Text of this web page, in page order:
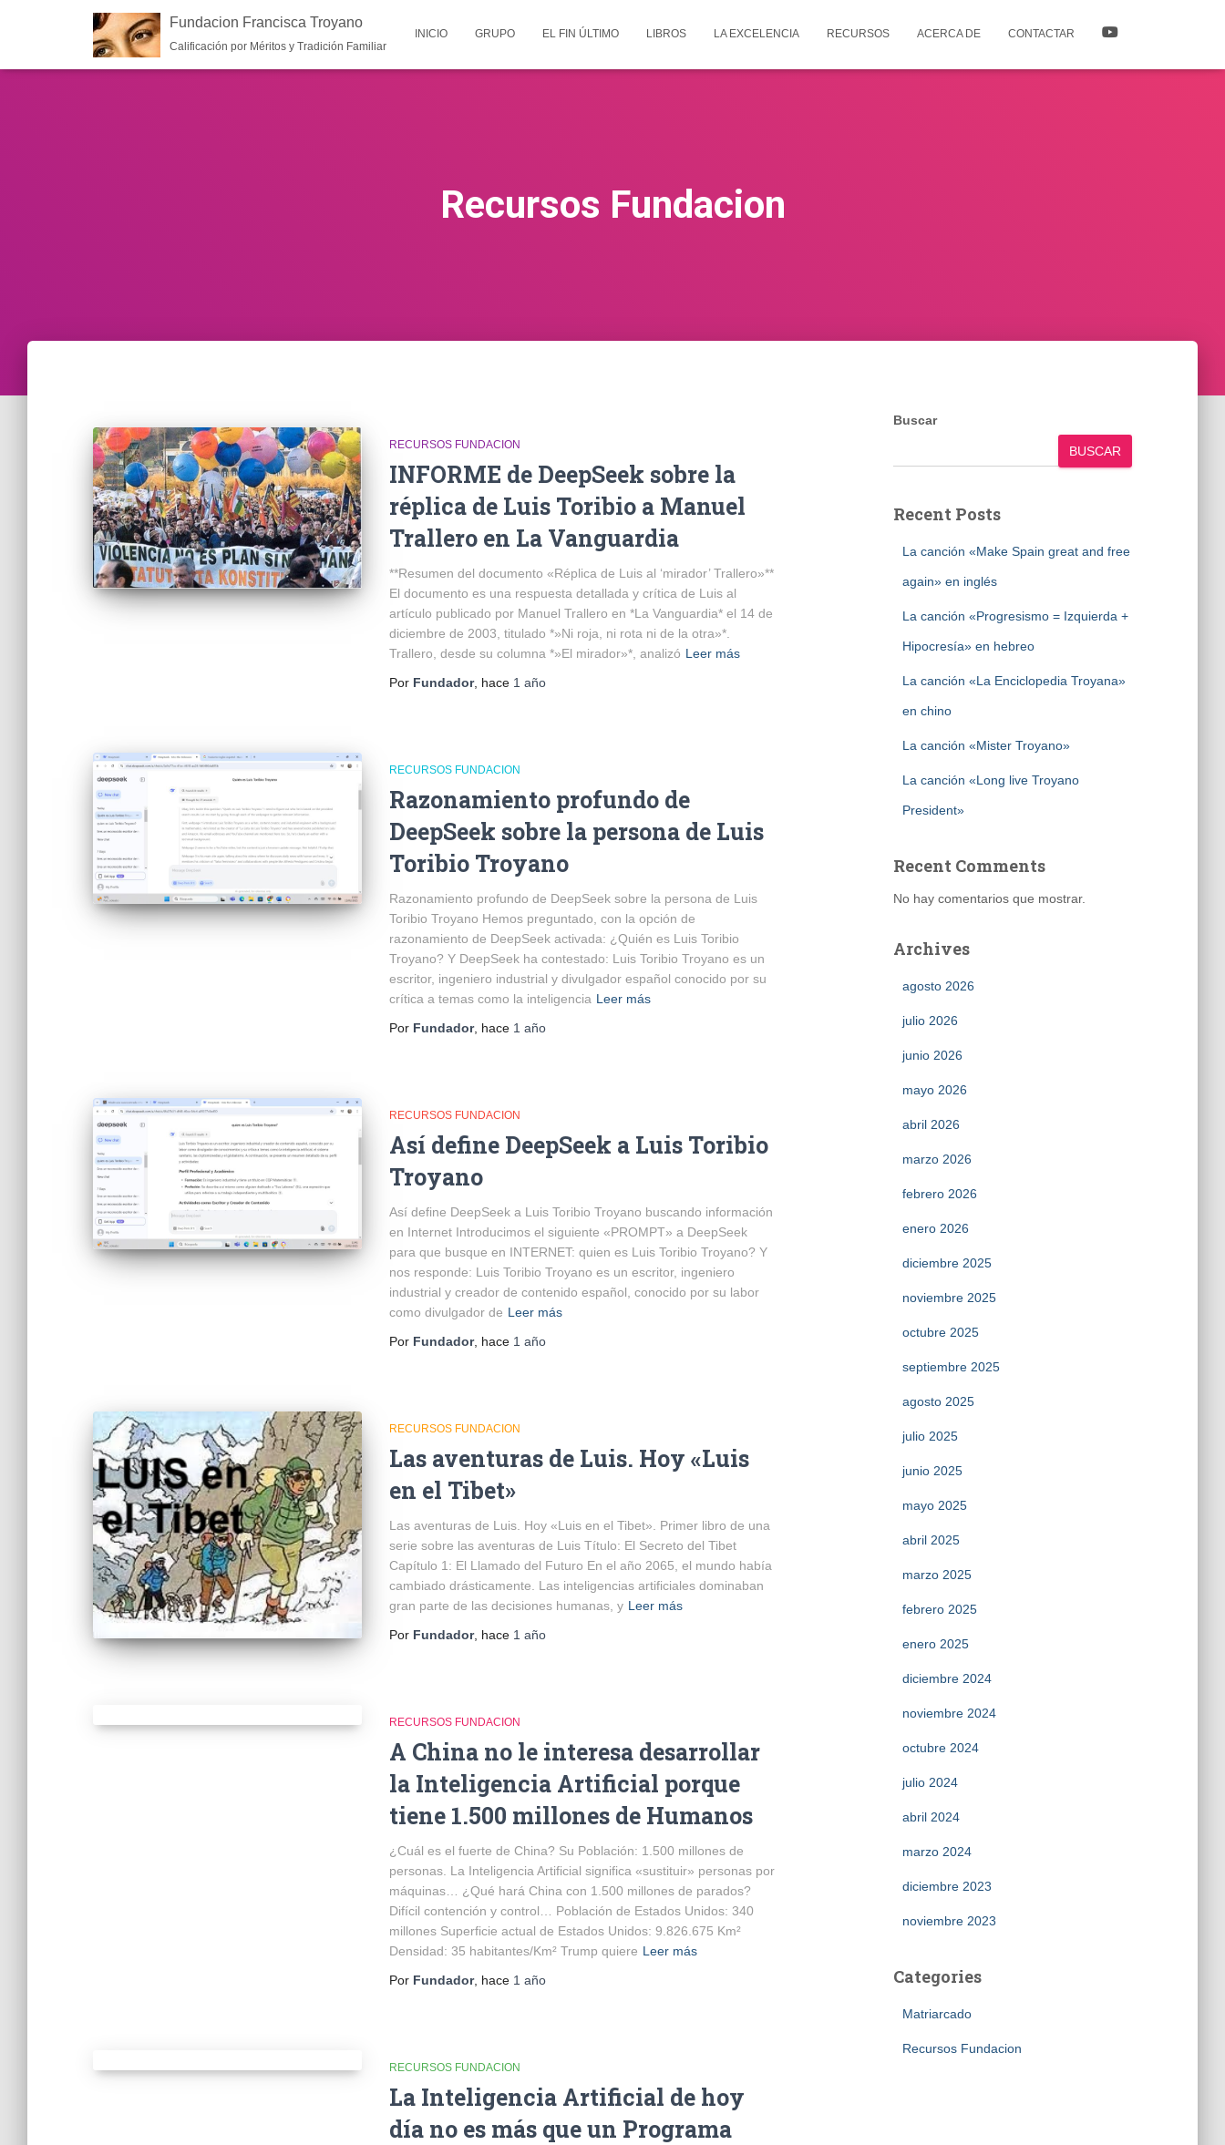
Fundacion Francisca Troyano
Calificación por Méritos y Tradición Familiar
INICIO GRUPO EL FIN ÚLTIMO LIBROS LA EXCELENCIA RECURSOS ACERCA DE CONTACTAR
Recursos Fundacion
RECURSOS FUNDACION
INFORME de DeepSeek sobre la
réplica de Luis Toribio a Manuel
Trallero en La Vanguardia
**Resumen del documento «Réplica de Luis al ‘mirador’ Trallero»**
El documento es una respuesta detallada y crítica de Luis al
artículo publicado por Manuel Trallero en *La Vanguardia* el 14 de
diciembre de 2003, titulado *»Ni roja, ni rota ni de la otra»*.
Trallero, desde su columna *»El mirador»*, analizó Leer más
Por Fundador, hace 1 año
RECURSOS FUNDACION
Razonamiento profundo de
DeepSeek sobre la persona de Luis
Toribio Troyano
Razonamiento profundo de DeepSeek sobre la persona de Luis
Toribio Troyano Hemos preguntado, con la opción de
razonamiento de DeepSeek activada: ¿Quién es Luis Toribio
Troyano? Y DeepSeek ha contestado: Luis Toribio Troyano es un
escritor, ingeniero industrial y divulgador español conocido por su
crítica a temas como la inteligencia Leer más
Por Fundador, hace 1 año
RECURSOS FUNDACION
Así define DeepSeek a Luis Toribio
Troyano
Así define DeepSeek a Luis Toribio Troyano buscando información
en Internet Introducimos el siguiente «PROMPT» a DeepSeek
para que busque en INTERNET: quien es Luis Toribio Troyano? Y
nos responde: Luis Toribio Troyano es un escritor, ingeniero
industrial y creador de contenido español, conocido por su labor
como divulgador de Leer más
Por Fundador, hace 1 año
RECURSOS FUNDACION
Las aventuras de Luis. Hoy «Luis
en el Tibet»
Las aventuras de Luis. Hoy «Luis en el Tibet». Primer libro de una
serie sobre las aventuras de Luis Título: El Secreto del Tibet
Capítulo 1: El Llamado del Futuro En el año 2065, el mundo había
cambiado drásticamente. Las inteligencias artificiales dominaban
gran parte de las decisiones humanas, y Leer más
Por Fundador, hace 1 año
RECURSOS FUNDACION
A China no le interesa desarrollar
la Inteligencia Artificial porque
tiene 1.500 millones de Humanos
¿Cuál es el fuerte de China? Su Población: 1.500 millones de
personas. La Inteligencia Artificial significa «sustituir» personas por
máquinas… ¿Qué hará China con 1.500 millones de parados?
Difícil contención y control… Población de Estados Unidos: 340
millones Superficie actual de Estados Unidos: 9.826.675 Km²
Densidad: 35 habitantes/Km² Trump quiere Leer más
Por Fundador, hace 1 año
RECURSOS FUNDACION
La Inteligencia Artificial de hoy
día no es más que un Programa
Buscar
BUSCAR
Recent Posts
La canción «Make Spain great and free
again» en inglés
La canción «Progresismo = Izquierda +
Hipocresía» en hebreo
La canción «La Enciclopedia Troyana»
en chino
La canción «Mister Troyano»
La canción «Long live Troyano
President»
Recent Comments
No hay comentarios que mostrar.
Archives
agosto 2026
julio 2026
junio 2026
mayo 2026
abril 2026
marzo 2026
febrero 2026
enero 2026
diciembre 2025
noviembre 2025
octubre 2025
septiembre 2025
agosto 2025
julio 2025
junio 2025
mayo 2025
abril 2025
marzo 2025
febrero 2025
enero 2025
diciembre 2024
noviembre 2024
octubre 2024
julio 2024
abril 2024
marzo 2024
diciembre 2023
noviembre 2023
Categories
Matriarcado
Recursos Fundacion